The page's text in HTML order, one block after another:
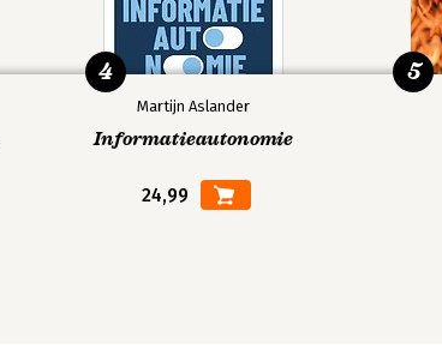
Martijn Aslander
Informatieautonomie
24,99
4 5